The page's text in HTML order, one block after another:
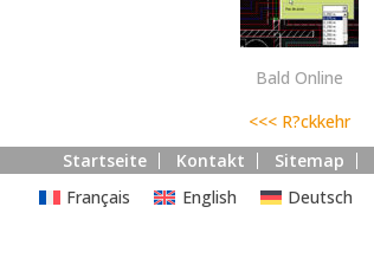
Bald Online
<<< R?ckkehr
Startseite
Kontakt Sitemap
Français
English Deutsch